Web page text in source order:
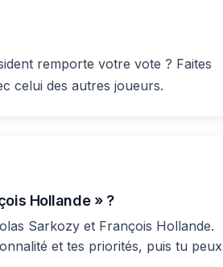
remporte votre vote ? Faites
celui des autres joueurs.
Hollande » ?
Sarkozy et François Hollande.
et tes priorités, puis tu peux